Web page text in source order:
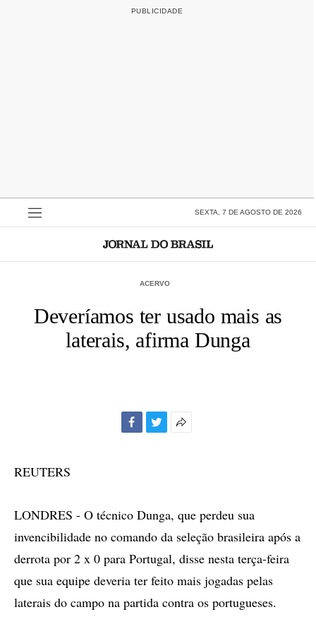
SEXTA, 7 DE AGOSTO DE 2026
ACERVO
Deveríamos ter usado mais as
laterais, afirma Dunga
REUTERS
LONDRES - O técnico Dunga, que perdeu sua
invencibilidade no comando da seleção brasileira após a
derrota por 2 x 0 para Portugal, disse nesta terça-feira
que sua equipe deveria ter feito mais jogadas pelas
laterais do campo na partida contra os portugueses.